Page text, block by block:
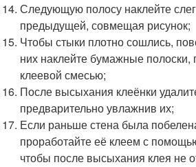
Следующую полосу наклейте
предыдущей, совмещая рисунок;
Чтобы стыки плотно сошлись,
них наклейте бумажные
клеевой смесью;
После высыхания клеёнки
предварительно увлажнив их;
Если раньше стена была
проработайте её клеем с
чтобы после высыхания клея не